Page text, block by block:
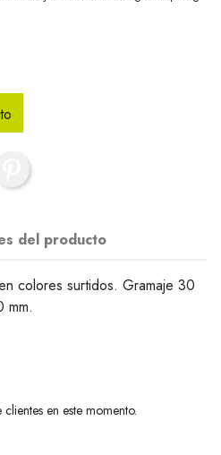
del producto
colores surtidos. Gramaje 30
en este momento.